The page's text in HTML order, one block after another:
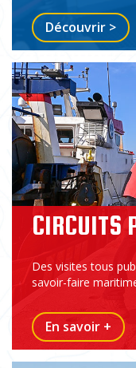
Découvrir >
CIRCUITS
Des visites tous
savoir-faire
En savoir +